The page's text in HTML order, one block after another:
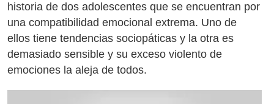
historia de dos adolescentes que se encuentran por
una compatibilidad emocional extrema. Uno de
ellos tiene tendencias sociopáticas y la otra es
demasiado sensible y su exceso violento de
emociones la aleja de todos.